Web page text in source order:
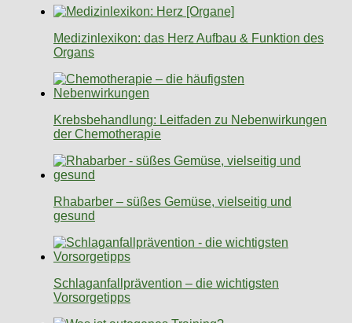
Medizinlexikon: das Herz Aufbau & Funktion des
Organs
Krebsbehandlung: Leitfaden zu Nebenwirkungen
der Chemotherapie
Rhabarber – süßes Gemüse, vielseitig und
gesund
Schlaganfallprävention – die wichtigsten
Vorsorgetipps